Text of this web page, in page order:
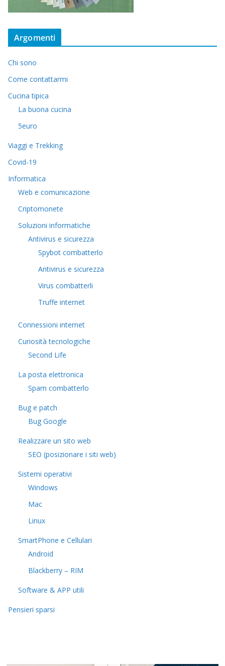
Argomenti
Chi sono
Come contattarmi
Cucina tipica
La buona cucina
5euro
Viaggi e Trekking
Covid-19
Informatica
Web e comunicazione
Criptomonete
Soluzioni informatiche
Antivirus e sicurezza
Spybot combatterlo
Antivirus e sicurezza
Virus combatterli
Truffe internet
Connessioni internet
Curiosità tecnologiche
​Second Life
La posta elettronica
Spam combatterlo
Bug e patch
Bug Google
Realizzare un sito web
SEO (posizionare i siti web)
Sistemi operativi
Windows
Mac
Linux
SmartPhone e Cellulari
Android
Blackberry – RIM
Software & APP utili
Pensieri sparsi